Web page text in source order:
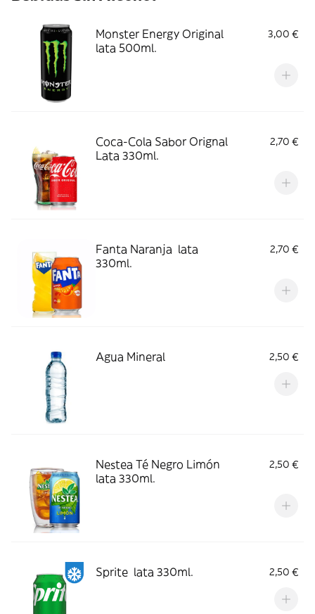
Monster Energy Original
lata 500ml.
3,00 €
Coca-Cola Sabor Orignal
Lata 330ml.
2,70 €
Fanta Naranja lata
330ml.
2,70 €
Agua Mineral 2,50 €
Nestea Té Negro Limón
lata 330ml.
2,50 €
Sprite lata 330ml. 2,50 €